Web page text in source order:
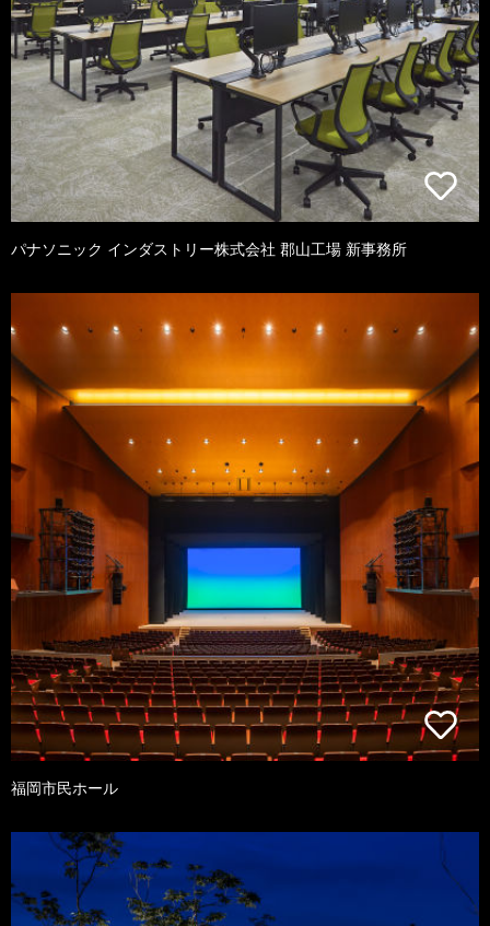
パナソニック インダストリー株式会社 郡山工場 新事務所
福岡市民ホール